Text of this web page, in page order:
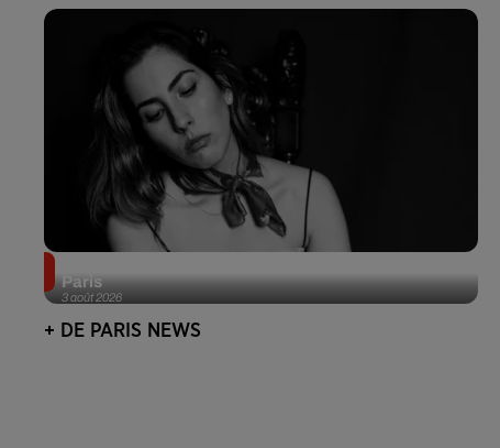
3 août 2026
Paris
+ DE PARIS NEWS